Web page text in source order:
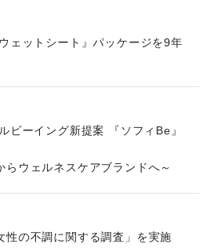
ェットシート』パッケージを9年
ビーイング新提案 『ソフィBe』
らウェルネスケアブランドへ～
性の不調に関する調査」を実施